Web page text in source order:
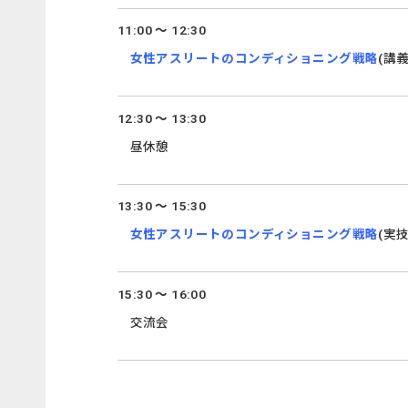
11:00 ～ 12:30
女性アスリートのコンディショニング戦略(講
12:30 ～ 13:30
昼休憩
13:30 ～ 15:30
女性アスリートのコンディショニング戦略(実
15:30 ～ 16:00
交流会